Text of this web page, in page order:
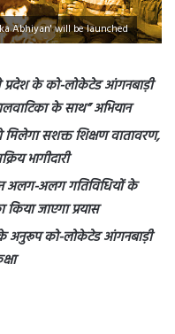
Abhiyan' will be launched
प्रदेश के को-लोकेटेड आंगनबाड़ी
के साथ” अभियान
सशक्त शिक्षण वातावरण,
भागीदारी
अलग-अलग गतिविधियों के
जाएगा प्रयास
के अनुरूप को-लोकेटेड आंगनबाड़ी